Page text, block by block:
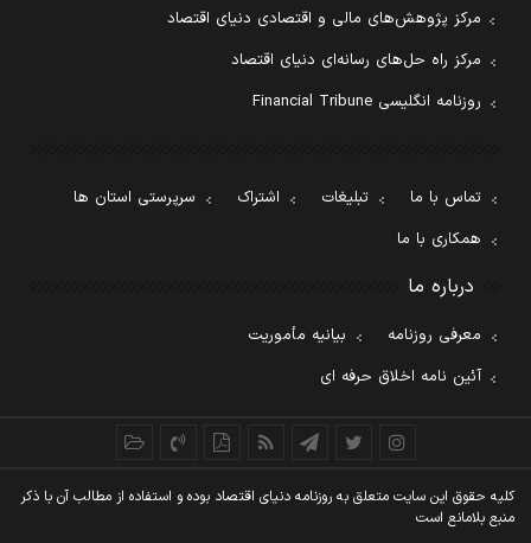
مرکز پژوهش‌های مالی و اقتصادی دنیای اقتصاد
مرکز راه حل‌های رسانه‌ای دنیای اقتصاد
روزنامه انگلیسی Financial Tribune
تماس با ما تبلیغات اشتراک
سرپرستی استان ها
همکاری با ما
درباره ما
معرفی روزنامه
بیانیه مأموریت
آئین نامه اخلاق حرفه ای
کليه حقوق اين سايت متعلق به روزنامه دنيای اقتصاد بوده و استفاده از مطالب آن با ذکر
منبع بلامانع است